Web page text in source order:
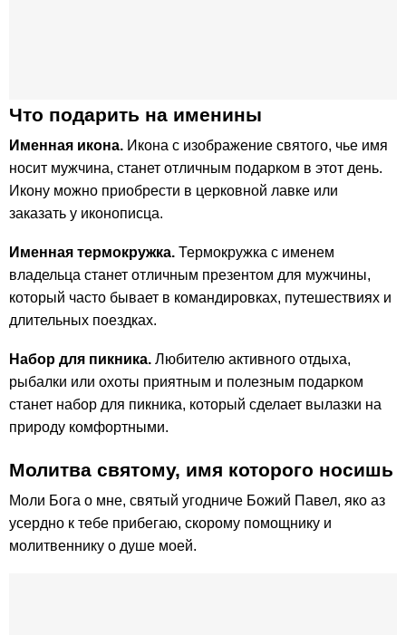
Что подарить на именины
Именная икона. Икона с изображение святого, чье имя
носит мужчина, станет отличным подарком в этот день.
Икону можно приобрести в церковной лавке или
заказать у иконописца.
Именная термокружка. Термокружка с именем
владельца станет отличным презентом для мужчины,
который часто бывает в командировках, путешествиях и
длительных поездках.
Набор для пикника. Любителю активного отдыха,
рыбалки или охоты приятным и полезным подарком
станет набор для пикника, который сделает вылазки на
природу комфортными.
Молитва святому, имя которого носишь
Моли Бога о мне, святый угодниче Божий Павел, яко аз
усердно к тебе прибегаю, скорому помощнику и
молитвеннику о душе моей.